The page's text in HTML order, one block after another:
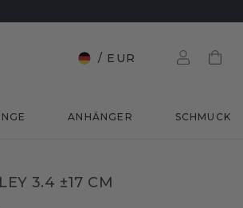
/ EUR
ANHÄNGER SCHMUCK
3.4 ±17 CM